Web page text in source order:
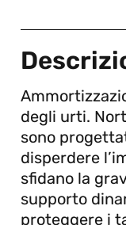
degli urti.
sono
disperdere
sfidano la
supporto
proteggere i